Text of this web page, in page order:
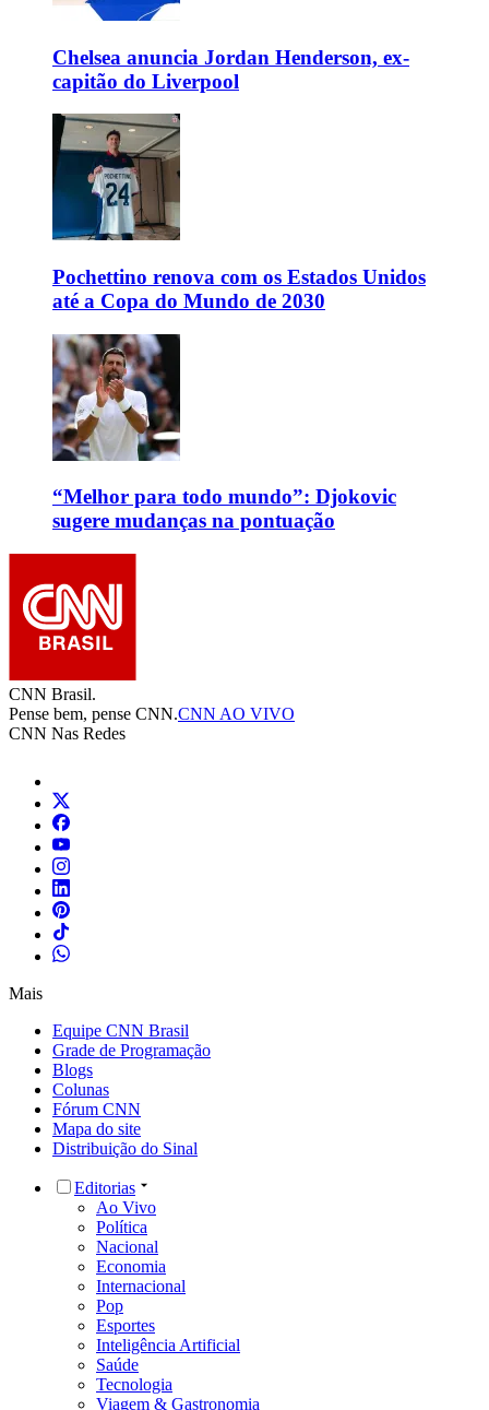
Chelsea anuncia Jordan Henderson, ex-
capitão do Liverpool
Pochettino renova com os Estados Unidos
até a Copa do Mundo de 2030
“Melhor para todo mundo”: Djokovic
sugere mudanças na pontuação
CNN Brasil.
Pense bem, pense CNN.CNN AO VIVO
CNN Nas Redes
Mais
Equipe CNN Brasil
Grade de Programação
Blogs
Colunas
Fórum CNN
Mapa do site
Distribuição do Sinal
Editorias
Ao Vivo
Política
Nacional
Economia
Internacional
Pop
Esportes
Inteligência Artificial
Saúde
Tecnologia
Viagem & Gastronomia